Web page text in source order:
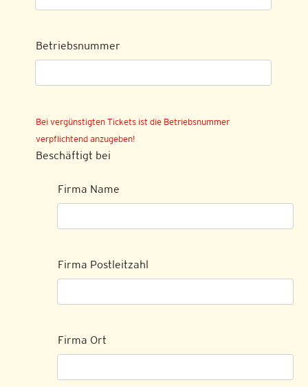
Betriebsnummer
Bei vergünstigten Tickets ist die Betriebsnummer
verpflichtend anzugeben!
Beschäftigt bei
Firma Name
Firma Postleitzahl
Firma Ort